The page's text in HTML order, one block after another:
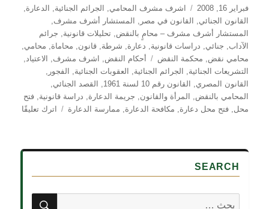
نُشرت
في
فبراير 16, 2008 التصنيفات
اشرف مشرف المحامي, الجرائم الجنائية, الدعارة,
القانون الجنائي, القانون في مصر , المستشار أشرف مشرف,
المستشار أشرف مشرف – محامٍ بالنقض,تحليلات قانونية, جرائم
الآداب, جنائي, دراسات قانونية, دعارة, شرطة,قانون, محاماة, محامي,
محامي نقض, محكمة النقض الوسوم
أحكام النقض, اشرف مشرف, الاعتياد,
التشريعات الجنائية, الجرائم الجنائية, العقوبات الجنائية, الفجور ,
القانون المصري, القانون رقم 10 لسنة 1961 , القصد الجنائي,
المحامي بالنقض, المرأة والقانون, جريمة الدعارة, دراسة قانونية,فتح
محل,فتح محل دعارة, مكافحة الدعارة, ممارسة الدعارة اترك تعليقًا
SEARCH
البحث
بحث